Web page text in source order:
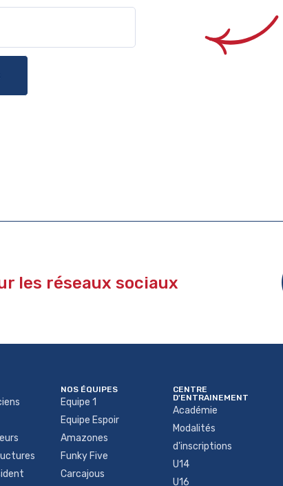
les réseaux sociaux
NOS ÉQUIPES
Equipe 1
Equipe Espoir
Amazones
Funky Five
Carcajous
CENTRE
D'ENTRAINEMENT
Académie
Modalités
d'inscriptions
U14
U16